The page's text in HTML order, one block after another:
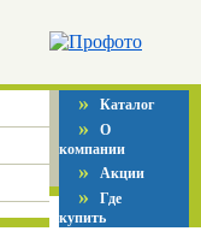
» Каталог
» О
компании
» Акции
» Где
купить